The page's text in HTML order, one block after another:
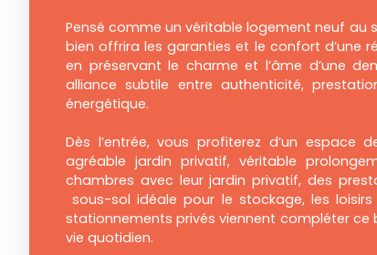
Pensé comme un véritable logement neuf au
bien offrira les garanties et le confort d’une
en préservant le charme et l’âme d’une
alliance subtile entre authenticité,
énergétique.
Dès l’entrée, vous profiterez d’un espace
agréable jardin privatif, véritable
chambres avec leur jardin privatif, des
sous-sol idéale pour le stockage, les
stationnements privés viennent compléter ce
vie quotidien.